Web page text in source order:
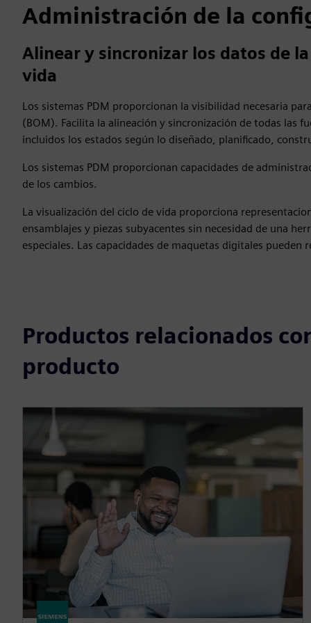
Administración de la
Alinear y sincronizar los datos de
vida
Los sistemas PDM proporcionan la visibilidad necesaria
(BOM). Facilita la alineación y sincronización de todas las
incluidos los estados según lo diseñado, planificado,
Los sistemas PDM proporcionan capacidades de
de los cambios.
La visualización del ciclo de vida proporciona
ensamblajes y piezas subyacentes sin necesidad de una
especiales. Las capacidades de maquetas digitales
Productos relacionados
producto